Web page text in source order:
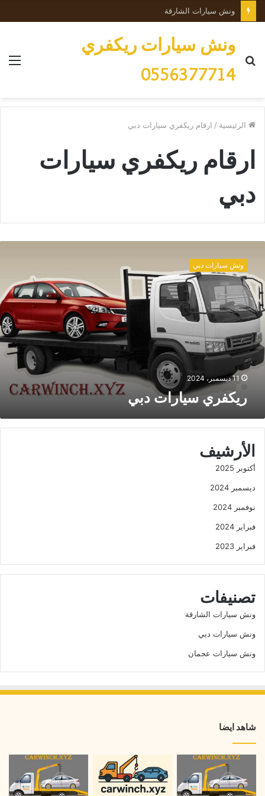
ونش سيارات الشارقة
ونش سيارات ريكفري
0556377714عن
الرئيسية / ارقام ريكفري سيارات دبي
ارقام ريكفري سيارات
دبي
ف
ر
ي
س
ا
ر
ي
ونش سيارات دبي
11 ديسمبر، 2024
ريكفري سيارات دبي
الأرشيف
أكتوبر 2025
ديسمبر 2024
نوفمبر 2024
فبراير 2024
فبراير 2023
تصنيفات
ونش سيارات الشارقة
ونش سيارات دبي
ونش سيارات عجمان
شاهد ايضا